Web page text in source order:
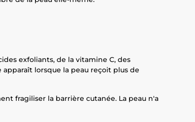
exfoliants, de la vitamine C, des
lorsque la peau reçoit plus de
fragiliser la barrière cutanée. La peau n'a